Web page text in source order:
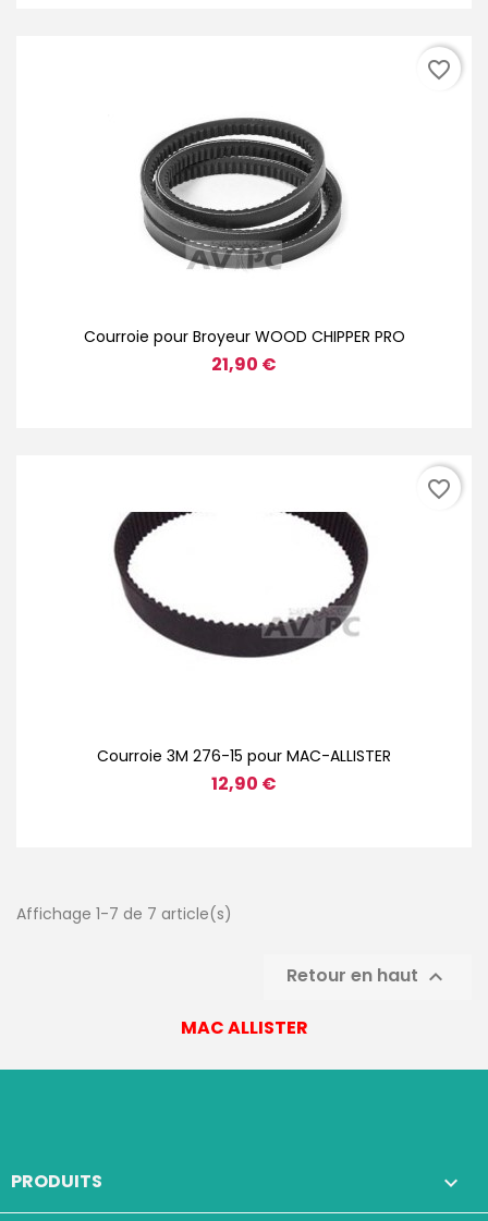
Courroie pour Broyeur WOOD CHIPPER PRO
21,90 €
favorite_border
Courroie 3M 276-15 pour MAC-ALLISTER
12,90 €
favorite_border
Affichage 1-7 de 7 article(s)
Retour en haut 
MAC ALLISTER
PRODUITS 